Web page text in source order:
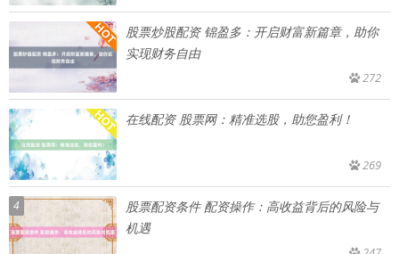
股票炒股配资 锦盈多：开启财富新篇章，助你
实现财务自由
272
在线配资 股票网：精准选股，助您盈利！
269
4
股票配资条件 配资操作：高收益背后的风险与
机遇